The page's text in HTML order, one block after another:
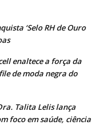
‘Selo RH de Ouro
enaltece a força da
de moda negra do
Talita Lelis lança
foco em saúde, ciência